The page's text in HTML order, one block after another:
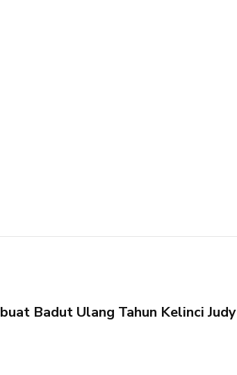
Badut Ulang Tahun Kelinci Judy